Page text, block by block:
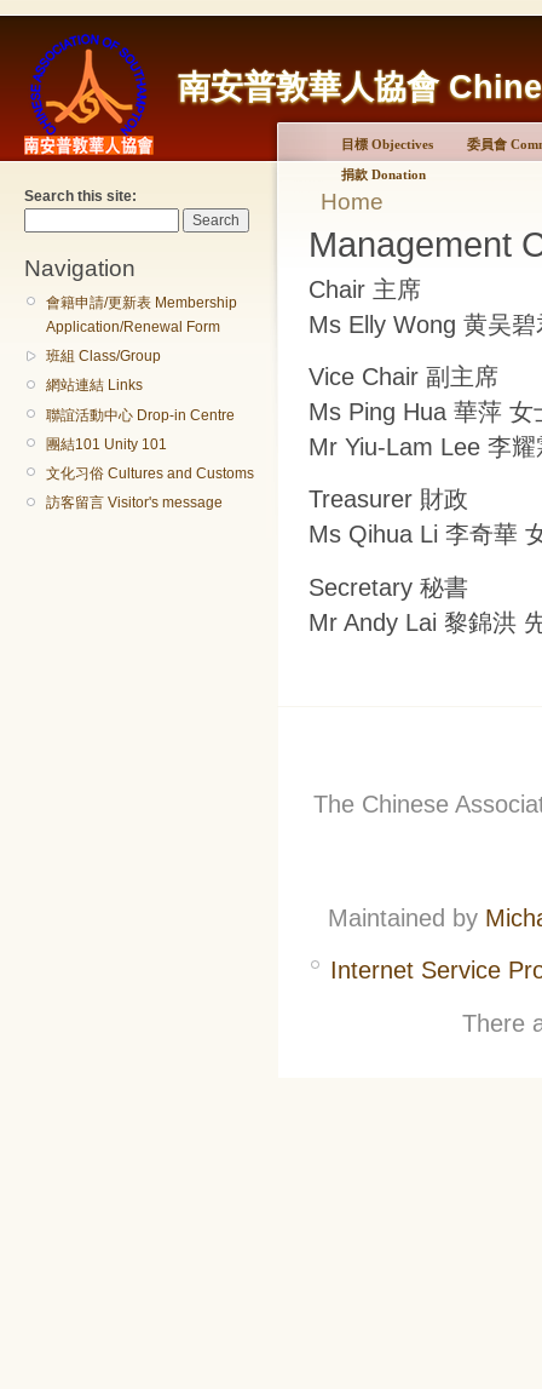
南安普敦華人協會
Search this site:
Navigation
會籍申請/更新表 Membership
Application/Renewal Form
班組 Class/Group
網站連結 Links
聯誼活動中心 Drop-in Centre
團結101 Unity 101
文化习俗 Cultures and Customs
訪客留言 Visitor's message
目標 Objectives 委員會
捐款 Donation
Home
Management
Chair 主席
Ms Elly Wong 黄吴
Vice Chair 副主席
Ms Ping Hua 華萍 女
Mr Yiu-Lam Lee 李
Treasurer 財政
Ms Qihua Li 李奇華
Secretary 秘書
Mr Andy Lai 黎錦洪
The Chinese
Maintained by
Internet Service
There